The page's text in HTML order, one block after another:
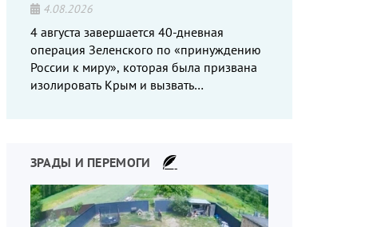
4.08.2026
4 августа завершается 40-дневная
операция Зеленского по «принуждению
России к миру», которая была призвана
изолировать Крым и вызвать
ЗРАДЫ И ПЕРЕМОГИ